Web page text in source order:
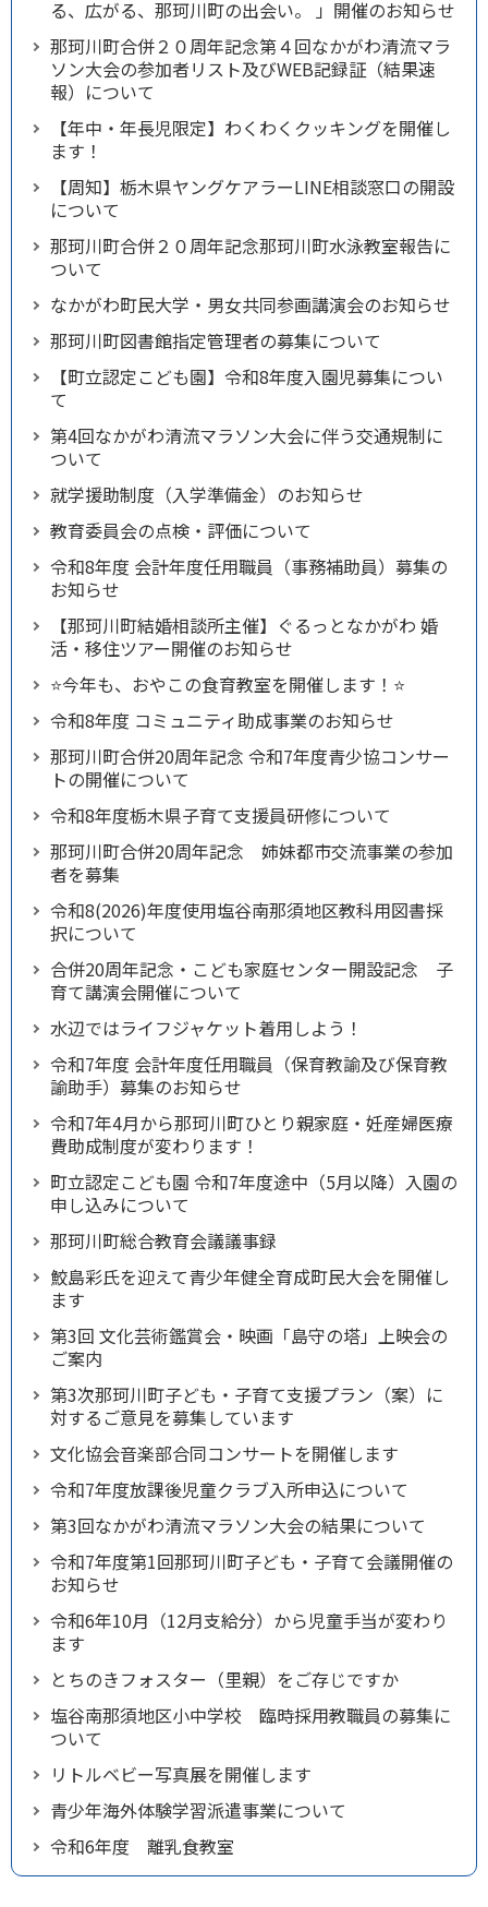
る、広がる、那珂川町の出会い。 」開催のお知らせ
那珂川町合併２０周年記念第４回なかがわ清流マラ
ソン大会の参加者リスト及びWEB記録証（結果速
報）について
【年中・年長児限定】わくわくクッキングを開催し
ます！
【周知】栃木県ヤングケアラーLINE相談窓口の開設
について
那珂川町合併２０周年記念那珂川町水泳教室報告に
ついて
なかがわ町民大学・男女共同参画講演会のお知らせ
那珂川町図書館指定管理者の募集について
【町立認定こども園】令和8年度入園児募集につい
て
第4回なかがわ清流マラソン大会に伴う交通規制に
ついて
就学援助制度（入学準備金）のお知らせ
教育委員会の点検・評価について
令和8年度 会計年度任用職員（事務補助員）募集の
お知らせ
【那珂川町結婚相談所主催】ぐるっとなかがわ 婚
活・移住ツアー開催のお知らせ
⭐今年も、おやこの食育教室を開催します！⭐
令和8年度 コミュニティ助成事業のお知らせ
那珂川町合併20周年記念 令和7年度青少協コンサー
トの開催について
令和8年度栃木県子育て支援員研修について
那珂川町合併20周年記念 姉妹都市交流事業の参加
者を募集
令和8(2026)年度使用塩谷南那須地区教科用図書採
択について
合併20周年記念・こども家庭センター開設記念 子
育て講演会開催について
水辺ではライフジャケット着用しよう！
令和7年度 会計年度任用職員（保育教諭及び保育教
諭助手）募集のお知らせ
令和7年4月から那珂川町ひとり親家庭・妊産婦医療
費助成制度が変わります！
町立認定こども園 令和7年度途中（5月以降）入園の
申し込みについて
那珂川町総合教育会議議事録
鮫島彩氏を迎えて青少年健全育成町民大会を開催し
ます
第3回 文化芸術鑑賞会・映画「島守の塔」上映会の
ご案内
第3次那珂川町子ども・子育て支援プラン（案）に
対するご意見を募集しています
文化協会音楽部合同コンサートを開催します
令和7年度放課後児童クラブ入所申込について
第3回なかがわ清流マラソン大会の結果について
令和7年度第1回那珂川町子ども・子育て会議開催の
お知らせ
令和6年10月（12月支給分）から児童手当が変わり
ます
とちのきフォスター（里親）をご存じですか
塩谷南那須地区小中学校 臨時採用教職員の募集に
ついて
リトルベビー写真展を開催します
青少年海外体験学習派遣事業について
令和6年度 離乳食教室